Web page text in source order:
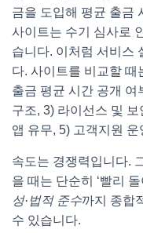
금을 도입해 평균 출금
사이트는 수기 심사로
습니다. 이처럼 서비스
다. 사이트를 비교할
출금 평균 시간 공개 여
구조, 3) 라이선스 및
앱 유무, 5) 고객지원
속도는 경쟁력입니다.
을 때는 단순히 ‘빨리
성·법적 준수까지 종합
수 있습니다.